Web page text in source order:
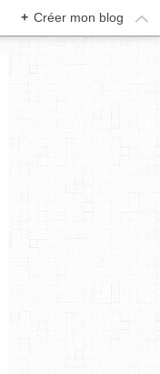
+ Créer mon blog